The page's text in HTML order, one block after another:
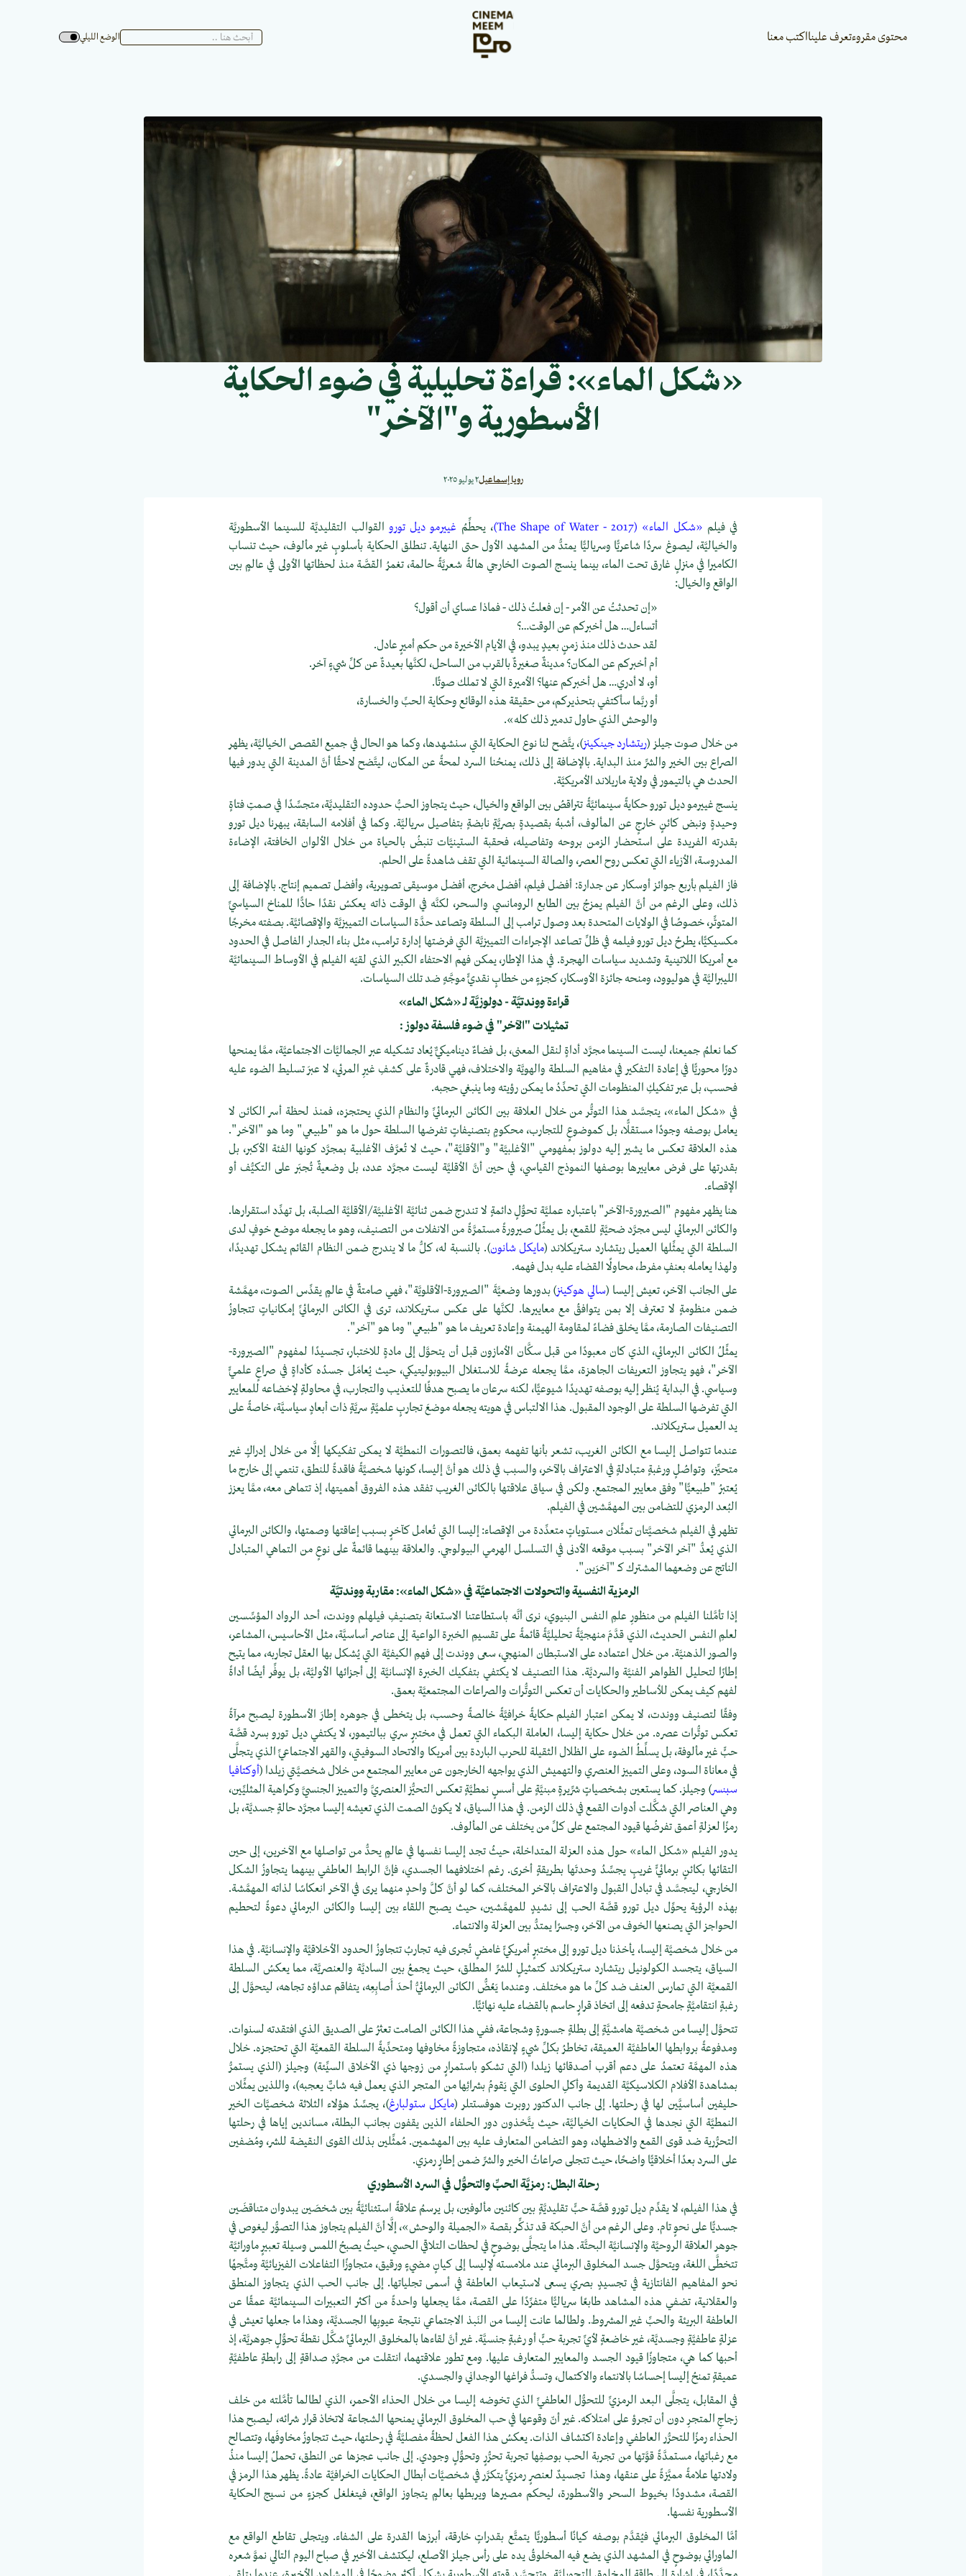
محتوى مقروءتعرف علينااكتب معنا الوضع الليلي
«شكل الماء»: قراءة تحليلية في ضوء الحكاية
الأسطورية و"الآخر"
رويا إسماعيل٢ يوليو ٢٠٢٥
في فيلم «شكل الماء» (The Shape of Water - 2017) ، يحطِّمُ غييرمو ديل تورو القوالب التقليديَّة للسينما الأسطوريَّة
والخياليَّة، ليصوغ سردًا شاعريًّا وسرياليًّا يمتدُّ من المشهد الأول حتى النهاية. تنطلق الحكاية بأسلوبٍ غير مألوف، حيث تنساب
الكاميرا في منزلٍ غارق تحت الماء، بينما ينسج الصوت الخارجي هالةً شعريَّةً حالمة، تغمرُ القصَّة منذ لحظاتها الأولى في عالمٍ بين
الواقع والخيال:
«إن تحدثتُ عن الأمر - إن فعلتُ ذلك - فماذا عساي أن أقول؟
أتساءل… هل أخبركم عن الوقت…؟
لقد حدث ذلك منذ زمنٍ بعيدٍ يبدو، في الأيام الأخيرة من حكم أميرٍ عادل.
أم أخبركم عن المكان؟ مدينةٌ صغيرةٌ بالقرب من الساحل، لكنَّها بعيدةٌ عن كلِّ شيءٍ آخر.
أو، لا أدري… هل أخبركم عنها؟ الأميرة التي لا تملك صوتًا.
أو ربَّما سأكتفي بتحذيركم، من حقيقة هذه الوقائع وحكاية الحبِّ والخسارة،
والوحش الذي حاول تدمير ذلك كله».
من خلال صوت جيلز (ريتشارد جينكينز)، يتَّضح لنا نوع الحكاية التي سنشهدها، وكما هو الحال في جميع القصص الخياليَّة، يظهر
الصراع بين الخير والشرِّ منذ البداية. بالإضافة إلى ذلك، يمنحُنا السرد لمحةً عن المكان، ليتَّضح لاحقًا أنَّ المدينة التي يدور فيها
الحدث هي بالتيمور في ولاية ماريلاند الأمريكيَّة.
ينسج غييرمو ديل تورو حكايةً سينمائيَّةً تتراقصُ بين الواقع والخيال، حيث يتجاوز الحبُّ حدوده التقليديَّة، متجسِّدًا في صمتِ فتاةٍ
وحيدةٍ ونبض كائنٍ خارجٍ عن المألوف، أشبهُ بقصيدةٍ بصريَّةٍ نابضةٍ بتفاصيل سرياليَّة. وكما في أفلامه السابقة، يبهرنا ديل تورو
بقدرته الفريدة على استحضار الزمن بروحه وتفاصيله، فحقبة الستينيَّات تنبضُ بالحياة من خلال الألوان الخافتة، الإضاءة
المدروسة، الأزياء التي تعكس روح العصر، والصالة السينمائية التي تقف شاهدةً على الحلم.
فاز الفيلم بأربع جوائز أوسكار عن جدارة: أفضل فيلم، أفضل مخرج، أفضل موسيقى تصويرية، وأفضل تصميم إنتاج. بالإضافة إلى
ذلك، وعلى الرغم من أنَّ الفيلم يمزجُ بين الطابع الرومانسي والسحر، لكنَّه في الوقت ذاته يعكسُ نقدًا حادًّا للمناخ السياسيِّ
المتوتِّر، خصوصًا في الولايات المتحدة بعد وصول ترامب إلى السلطة وتصاعد حدَّة السياسات التمييزيَّة والإقصائيَّة. بصفته مخرجًا
مكسيكيًّا، يطرحُ ديل تورو فيلمه في ظلِّ تصاعد الإجراءات التمييزيَّة التي فرضتها إدارة ترامب، مثل بناء الجدار الفاصل في الحدود
مع أمريكا اللاتينية وتشديد سياسات الهجرة. في هذا الإطار، يمكن فهم الاحتفاء الكبير الذي لقيَه الفيلم في الأوساط السينمائيَّة
الليبراليَّة في هوليوود، ومنحه جائزة الأوسكار، كجزءٍ من خطابٍ نقديٍّ موجَّهٍ ضد تلك السياسات.
قراءة ووندتيَّة - دولوزيَّة لـ «شكل الماء»
تمثيلات "الآخر" في ضوء فلسفة دولوز :
كما نعلمُ جميعنا، ليست السينما مجرَّد أداةٍ لنقل المعنى، بل فضاءٌ ديناميكيٌّ يُعاد تشكيله عبر الجماليَّات الاجتماعيَّة، ممَّا يمنحها
دورًا محوريًّا في إعادة التفكير في مفاهيم السلطة والهويَّة والاختلاف، فهي قادرةٌ على كشفِ غيرِ المرئي، لا عبرَ تسليط الضوء عليه
فحسب، بل عبر تفكيكِ المنظومات التي تحدِّدُ ما يمكن رؤيته وما ينبغي حجبه.
في «شكل الماء»، يتجسَّد هذا التوتُّر من خلال العلاقة بين الكائن البرمائيِّ والنظام الذي يحتجزه، فمنذ لحظة أسر الكائن لا
يعامل بوصفه وجودًا مستقلًّا، بل كموضوعٍ للتجارب، محكومٍ بتصنيفاتٍ تفرضها السلطة حول ما هو "طبيعي" وما هو "الآخر".
هذه العلاقة تعكس ما يشير إليه دولوز بمفهومي "الأغلبيَّة" و"الأقليَّة"، حيث لا تُعرَّف الأغلبية بمجرَّد كونها الفئة الأكبر، بل
بقدرتها على فرض معاييرها بوصفها النموذج القياسي، في حين أنَّ الأقليَّة ليست مجرَّد عدد، بل وضعيةٌ تُجبَر على التكيُّف أو
الإقصاء.
هنا يظهر مفهوم "الصيرورة-الآخر" باعتباره عمليَّة تحوُّلٍ دائمةٍ لا تندرج ضمن ثنائيَّة الأغلبيَّة/الأقليَّة الصلبة، بل تهدِّد استقرارها.
والكائن البرمائي ليس مجرَّد ضحيَّةٍ للقمع، بل يمثِّلُ صيرورةً مستمرَّةً من الانفلات من التصنيف، وهو ما يجعله موضع خوفٍ لدى
السلطة التي يمثِّلها العميل ريتشارد ستريكلاند (مايكل شانون). بالنسبة له، كلُّ ما لا يندرج ضمن النظام القائم يشكل تهديدًا،
ولهذا يعامله بعنفٍ مفرط، محاولًا القضاء عليه بدل فهمه.
على الجانب الآخر، تعيش إليسا (سالي هوكينز) بدورها وضعيَّةَ "الصيرورة-الأقلويَّة"، فهي صامتةٌ في عالمٍ يقدِّس الصوت، مهمَّشة
ضمن منظومةٍ لا تعترف إلا بمن يتوافقُ مع معاييرها. لكنَّها على عكس ستريكلاند، ترى في الكائن البرمائيِّ إمكانياتٍ تتجاوزُ
التصنيفات الصارمة، ممَّا يخلق فضاءً لمقاومة الهيمنة وإعادة تعريف ما هو "طبيعي" وما هو "آخر".
يمثِّلُ الكائن البرمائي، الذي كان معبودًا من قبل سكَّان الأمازون قبل أن يتحوَّل إلى مادةٍ للاختبار، تجسيدًا لمفهوم "الصيرورة-
الآخر"، فهو يتجاوز التعريفات الجاهزة، ممَّا يجعله عرضةً للاستغلال البيوبوليتيكي، حيث يُعامَل جسدُه كأداةٍ في صراعٍ علميٍّ
وسياسي. في البداية يُنظر إليه بوصفه تهديدًا شيوعيًّا، لكنه سرعان ما يصبح هدفًا للتعذيب والتجارب، في محاولةٍ لإخضاعه للمعايير
التي تفرضها السلطة على الوجود المقبول. هذا الالتباس في هويته يجعله موضعَ تجاربٍ علميَّةٍ سريَّةٍ ذات أبعادٍ سياسيَّة، خاصةً على
يد العميل ستريكلاند.
عندما تتواصل إليسا مع الكائن الغريب، تشعر بأنها تفهمه بعمق، فالتصورات النمطيَّة لا يمكن تفكيكها إلَّا من خلال إدراكٍ غير
متحيِّز، وتواصُلٍ ورغبةٍ متبادلةٍ في الاعتراف بالآخر، والسبب في ذلك هو أنَّ إليسا، كونها شخصيَّةً فاقدةً للنطق، تنتمي إلى خارج ما
يُعتبرُ "طبيعيًّا" وفق معايير المجتمع. ولكن في سياق علاقتها بالكائن الغريب تفقد هذه الفروق أهميتها، إذ تتماهى معه، ممَّا يعزز
البُعد الرمزي للتضامن بين المهمَّشين في الفيلم.
تظهر في الفيلم شخصيَّتان تمثِّلان مستوياتٍ متعدِّدة من الإقصاء: إليسا التي تُعامل كآخرٍ بسبب إعاقتها وصمتها، والكائن البرمائي
الذي يُعدُّ "آخر الآخر" بسبب موقعه الأدنى في التسلسل الهرمي البيولوجي. والعلاقة بينهما قائمةٌ على نوعٍ من التماهي المتبادل
الناتج عن وضعهما المشترك كـ "آخرَين".
الرمزية النفسية والتحولات الاجتماعيَّة في «شكل الماء»: مقاربة ووندتيَّة
إذا تأمَّلنا الفيلم من منظورِ علمِ النفس البنيوي، نرى أنَّه باستطاعتنا الاستعانة بتصنيفِ فيلهلم ووندت، أحد الرواد المؤسِّسين
لعلمِ النفس الحديث، الذي قدَّمَ منهجيَّةً تحليليَّةً قائمةً على تقسيمِ الخبرة الواعية إلى عناصر أساسيَّة، مثل الأحاسيس، المشاعر،
والصور الذهنيَّة. من خلال اعتماده على الاستبطان المنهجي، سعى ووندت إلى فهمِ الكيفيَّة التي يُشكل بها العقل تجاربه، مما يتيح
إطارًا لتحليل الظواهر الفنيَّة والسرديَّة. هذا التصنيف لا يكتفي بتفكيك الخبرة الإنسانيَّة إلى أجزائها الأوليَّة، بل يوفِّر أيضًا أداةً
لفهم كيف يمكن للأساطير والحكايات أن تعكس التوتُّرات والصراعات المجتمعيَّة بعمق.
وفقًا لتصنيف ووندت، لا يمكن اعتبار الفيلم حكايةً خرافيَّةً خالصةً وحسب، بل يتخطى في جوهره إطارَ الأسطورة ليصبح مرآةً
تعكس توتُّرات عصره. من خلال حكاية إليسا، العاملة البكماء التي تعمل في مختبرٍ سري ببالتيمور، لا يكتفي ديل تورو بسرد قصَّة
حبٍّ غير مألوفة، بل يسلِّطُ الضوء على الظلال الثقيلة للحرب الباردة بين أمريكا والاتحاد السوفيتي، والقهر الاجتماعيِّ الذي يتجلَّى
في معاناة السود، وعلى التمييز العنصري والتهميش الذي يواجهه الخارجون عن معايير المجتمع من خلال شخصيَّتي زيلدا (أوكتافيا
سبنسر) وجيلز. كما يستعين بشخصياتٍ شرِّيرةٍ مبنيَّةٍ على أسسٍ نمطيَّةٍ تعكس التحيُّز العنصريَّ والتمييز الجنسيَّ وكراهية المثليِّين،
وهي العناصر التي شكَّلت أدوات القمع في ذلك الزمن. في هذا السياق، لا يكونُ الصمت الذي تعيشه إليسا مجرَّد حالةٍ جسديَّة، بل
رمزًا لعزلةٍ أعمق تفرضُها قيود المجتمع على كلِّ من يختلف عن المألوف.
يدور الفيلم «شكل الماء» حول هذه العزلة المتداخلة، حيثُ تجد إليسا نفسها في عالمٍ يحدُّ من تواصلها مع الآخرين، إلى حين
التقائها بكائنٍ برمائيٍّ غريبٍ يجسِّدُ وحدتَها بطريقةٍ أخرى. رغم اختلافهما الجسدي، فإنَّ الرابط العاطفي بينهما يتجاوزُ الشكل
الخارجي، ليتجسَّد في تبادل القبول والاعتراف بالآخر المختلف، كما لو أنَّ كلَّ واحدٍ منهما يرى في الآخر انعكاسًا لذاته المهمَّشة.
بهذه الرؤية يحوِّل ديل تورو قصَّة الحب إلى نشيدٍ للمهمَّشين، حيث يصبح اللقاء بين إليسا والكائن البرمائي دعوةً لتحطيم
الحواجز التي يصنعها الخوف من الآخر، وجسرًا يمتدُّ بين العزلة والانتماء.
من خلال شخصيَّة إليسا، يأخذنا ديل تورو إلى مختبرٍ أمريكيٍّ غامضٍ تُجرى فيه تجاربُ تتجاوزُ الحدود الأخلاقيَّة والإنسانيَّة. في هذا
السياق، يتجسد الكولونيل ريتشارد ستريكلاند كتمثيلٍ للشرِّ المطلق، حيث يجمعُ بين الساديَّة والعنصريَّة، مما يعكسُ السلطة
القمعيَّة التي تمارس العنف ضد كلِّ ما هو مختلف. وعندما يَعُضُّ الكائن البرمائيُّ أحدَ أَصابِعِه، يتفاقم عداؤه تجاهه، ليتحوَّل إلى
رغبةٍ انتقاميَّةٍ جامحةٍ تدفعه إلى اتخاذ قرارٍ حاسم بالقضاء عليه نهائيًّا.
تتحوَّل إليسا من شخصيَّة هامشيَّةٍ إلى بطلةٍ جسورةٍ وشجاعة، ففي هذا الكائن الصامت تعثرُ على الصديق الذي افتقدته لسنوات.
ومدفوعةً بروابطها العاطفيَّة العميقة، تخاطرُ بكلِّ شيءٍ لإنقاذه، متجاوزةً مخاوفها ومتحدِّيةً السلطة القمعيَّة التي تحتجزه. خلال
هذه المهمَّة تعتمدُ على دعم أقرب أصدقائها زيلدا (التي تشكو باستمرارٍ من زوجها ذي الأخلاق السيِّئة) وجيلز (الذي يستمرُّ
بمشاهدة الأفلام الكلاسيكيَّة القديمة وأكلِ الحلوى التي يَقومُ بشرائِها من المتجر الذي يعمل فيه شابٌّ يعجبه)، واللذين يمثِّلان
حليفين أساسيَّين لها في رحلتها. إلى جانب الدكتور روبرت هوفستتلر (مايكل ستولبارغ)، يجسِّدُ هؤلاء الثلاثة شخصيَّات الخير
النمطيَّة التي نجدها في الحكايات الخياليَّة، حيث يتَّخذون دور الحلفاء الذين يقفون بجانب البطلة، مساندين إياها في رحلتها
التحرُّرية ضد قوى القمع والاضطهاد، وهو التضامن المتعارف عليه بين المهشمين. مُمثِّلين بذلك القوى النقيضة للشر، ومُضفين
على السرد بعدًا أخلاقيًّا واضحًا، حيث تتجلى صراعاتُ الخير والشرِّ ضمن إطارٍ رمزي.
رحلة البطل: رمزيَّة الحبِّ والتحوُّل في السرد الأسطوري
في هذا الفيلم، لا يقدِّم ديل تورو قصَّة حبٍّ تقليديَّةٍ بين كائنين مألوفين، بل يرسمُ علاقةً استثنائيَّةً بين شخصَين يبدوان متناقضَين
جسديًّا على نحوٍ تام. وعلى الرغم من أنَّ الحبكة قد تذكِّر بقصة «الجميلة والوحش»، إلَّا أنَّ الفيلم يتجاوز هذا التصوُّر ليغوص في
جوهر العلاقة الروحيَّة والإنسانيَّة البحتَّة. هذا ما يتجلَّى بوضوحٍ في لحظات التلاقي الحسي، حيثُ يصبحُ اللمس وسيلة تعبيرٍ ماورائيَّة
تتخطَّى اللغة، ويتحوَّل جسد المخلوق البرمائي عند ملامسته لإليسا إلى كيانٍ مضيءٍ ورقيق، متجاوزًا التفاعلات الفيزيائيَّة ومتَّجهًا
نحو المفاهيم الفانتازية في تجسيدٍ بصري يسعى لاستيعاب العاطفة في أسمى تجلياتها. إلى جانب الحب الذي يتجاوز المنطق
والعقلانية، تضفي هذه المشاهد طابعًا سرياليًّا متفرِّدًا على القصة، ممَّا يجعلها واحدةً من أكثر التعبيرات السينمائيَّة عمقًا عن
العاطفة البريئة والحبِّ غير المشروط. ولطالما عانت إليسا من النَبذ الاجتماعي نتيجة عيوبِها الجسديَّة، وهذا ما جعلها تعيش في
عزلةٍ عاطفيَّةٍ وجسديَّة، غير خاضعةٍ لأيِّ تجربة حبٍّ أو رغبةٍ جنسيَّة. غير أنَّ لقاءها بالمخلوق البرمائيِّ شكَّل نقطةَ تحوُّلٍ جوهريَّة، إذ
أحبها كما هي، متجاوزًا قيود الجسد والمعايير المتعارف عليها. ومع تطور علاقتهما، انتقلت من مجرَّدِ صداقةٍ إلى رابطةٍ عاطفيَّةٍ
عميقةٍ تمنحُ إليسا إحساسًا بالانتماء والاكتمال، وتسدُّ فراغها الوجداني والجسدي.
في المقابل، يتجلَّى البعد الرمزيِّ للتحوُّل العاطفيِّ الذي تخوضه إليسا من خلال الحذاء الأحمر، الذي لطالما تأمَّلته من خلف
زجاجِ المتجرِ دون أن تجرؤ على امتلاكه. غير أنّ وقوعها في حب المخلوق البرمائي يمنحها الشجاعة لاتخاذ قرار شرائه، ليصبح هذا
الحذاء رمزًا للتحرُّر العاطفي وإعادة اكتشاف الذات. يعكسُ هذا الفعل لحظةً مفصليَّةً في رحلتها، حيث تتجاوزُ مخاوفَها، وتتصالح
مع رغباتها، مستمدَّةً قوَّتها من تجربة الحب بوصفِها تجربة تحرُّرٍ وتحوُّلٍ وجودي. إلى جانب عجزها عن النطق، تحملُ إليسا منذُ
ولادتها علامةً مميَّزةً على عنقها، وهذا تجسيدٌ لعنصرٍ رمزيٍّ يتكرَّر في شخصيَّات أبطال الحكايات الخرافيَّة عادةً. يظهر هذا الرمز في
القصة، مشدودًا بخيوط السحر والأسطورة، ليحكم مصيرها ويربطها بعالمٍ يتجاوز الواقع، فيتغلغل كجزءٍ من نسيج الحكاية
الأسطورية نفسها.
أمَّا المخلوق البرمائي فيُقدَّم بوصفه كيانًا أسطوريًّا يتمتَّع بقدراتٍ خارقة، أبرزها القدرة على الشفاء. ويتجلى تقاطع الواقع مع
الماورائي بوضوحٍ في المشهد الذي يضع فيه المخلوقُ يده على رأس جيلز الأصلع، ليكتشف الأخير في صباح اليوم التالي نموَّ شعره